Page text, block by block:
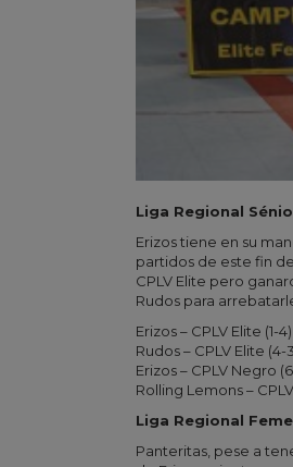
Liga Regional
Erizos tiene en su
partidos de este fin
CPLV Elite pero
Rudos para
Erizos – CPLV Elite (1-4)
Rudos – CPLV Elite (4-
Erizos – CPLV Negro
Rolling Lemons –
Liga Regional
Panteritas, pese a